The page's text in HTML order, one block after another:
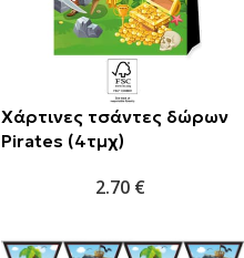
Χάρτινες τσάντες δώρων
Pirates (4τμχ)
2.70 €